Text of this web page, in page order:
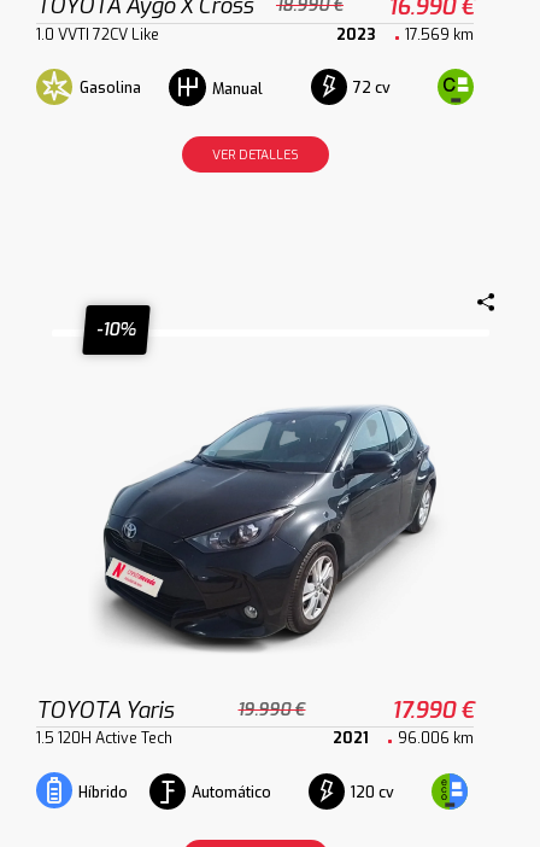
18.990 € 16.990 €
1.0 VVTI 72CV Like 2023 17.569 km
Gasolina Manual 72 cv
VER DETALLES
-10%
TOYOTA Yaris 19.990 € 17.990 €
1.5 120H Active Tech 2021 96.006 km
Híbrido Automático 120 cv